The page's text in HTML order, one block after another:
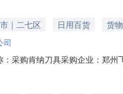
｜二七区 日用百货
货物
司
采购肯纳刀具采购企业：郑
河南省郑州市二七区南三环中